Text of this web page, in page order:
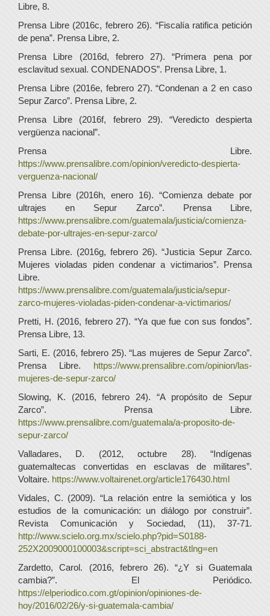
Libre, 8.
Prensa Libre (2016c, febrero 26). “Fiscalía ratifica petición
de pena”. Prensa Libre, 2.
Prensa Libre (2016d, febrero 27). “Primera pena por
esclavitud sexual. CONDENADOS”. Prensa Libre, 1.
Prensa Libre (2016e, febrero 27). “Condenan a 2 en caso
Sepur Zarco”. Prensa Libre, 2.
Prensa Libre (2016f, febrero 29). “Veredicto despierta
vergüenza nacional”.
Prensa Libre.
https://www.prensalibre.com/opinion/veredicto-despierta-
verguenza-nacional/
Prensa Libre (2016h, enero 16). “Comienza debate por
ultrajes en Sepur Zarco”. Prensa Libre,
https://www.prensalibre.com/guatemala/justicia/comienza-
debate-por-ultrajes-en-sepur-zarco/
Prensa Libre. (2016g, febrero 26). “Justicia Sepur Zarco.
Mujeres violadas piden condenar a victimarios”. Prensa
Libre.
https://www.prensalibre.com/guatemala/justicia/sepur-
zarco-mujeres-violadas-piden-condenar-a-victimarios/
Pretti, H. (2016, febrero 27). “Ya que fue con sus fondos”.
Prensa Libre, 13.
Sarti, E. (2016, febrero 25). “Las mujeres de Sepur Zarco”.
Prensa Libre. https://www.prensalibre.com/opinion/las-
mujeres-de-sepur-zarco/
Slowing, K. (2016, febrero 24). “A propósito de Sepur
Zarco”. Prensa Libre.
https://www.prensalibre.com/guatemala/a-proposito-de-
sepur-zarco/
Valladares, D. (2012, octubre 28). “Indígenas
guatemaltecas convertidas en esclavas de militares”.
Voltaire. https://www.voltairenet.org/article176430.html
Vidales, C. (2009). “La relación entre la semiótica y los
estudios de la comunicación: un diálogo por construir”.
Revista Comunicación y Sociedad, (11), 37-71.
http://www.scielo.org.mx/scielo.php?pid=S0188-
252X2009000100003&script=sci_abstract&tlng=en
Zardetto, Carol. (2016, febrero 26). “¿Y si Guatemala
cambia?”. El Periódico.
https://elperiodico.com.gt/opinion/opiniones-de-
hoy/2016/02/26/y-si-guatemala-cambia/